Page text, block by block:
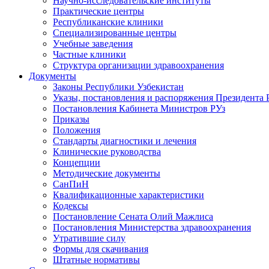
Практические центры
Республиканские клиники
Специализированные центры
Учебные заведения
Частные клиники
Структура организации здравоохранения
Документы
Законы Республики Узбекистан
Указы, постановления и распоряжения Президента
Постановления Кабинета Министров РУз
Приказы
Положения
Стандарты диагностики и лечения
Клинические руководства
Концепции
Методические документы
СанПиН
Квалификационные характеристики
Кодексы
Постановление Сената Олий Мажлиса
Постановления Министерства здравоохранения
Утратившие силу
Формы для скачивания
Штатные нормативы